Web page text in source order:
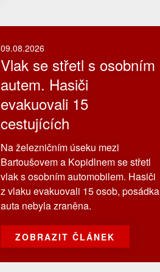
09.08.2026
Vlak se střetl s osobním
autem. Hasiči
evakuovali 15
cestujících
Na železničním úseku mezi
Bartoušovem a Kopidlnem se střetl
vlak s osobním automobilem. Hasiči
z vlaku evakuovali 15 osob, posádka
auta nebyla zraněna.
ZOBRAZIT ČLÁNEK